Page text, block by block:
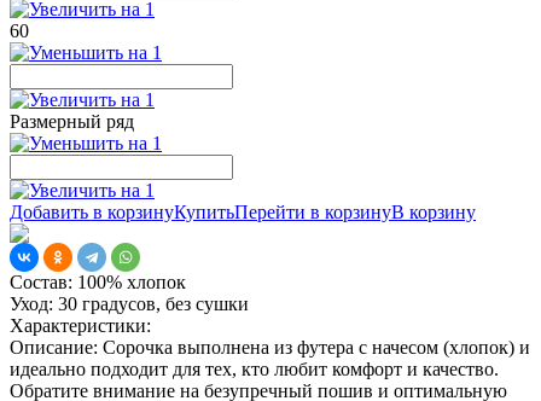
60
Размерный ряд
Добавить в корзинуКупитьПерейти в корзинуВ корзину
Состав: 100% хлопок
Уход: 30 градусов, без сушки
Характеристики:
Описание: Сорочка выполнена из футера с начесом (хлопок) и
идеально подходит для тех, кто любит комфорт и качество.
Обратите внимание на безупречный пошив и оптимальную